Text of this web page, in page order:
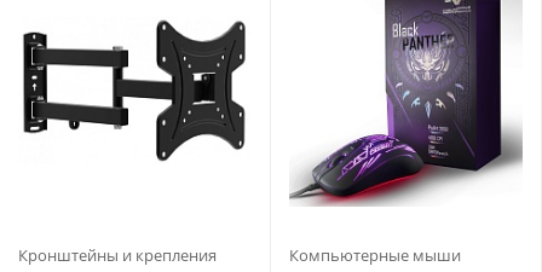
Кронштейны и крепления
Компьютерные мыши